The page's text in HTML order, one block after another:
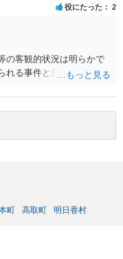
決できない時には、区市
れています。 認可保育所
助金を受けている施設
ありますから、役所も相
役にたった 2
の客観的状況は明らかで
れる事件と思います。
町 高取町 明日香村